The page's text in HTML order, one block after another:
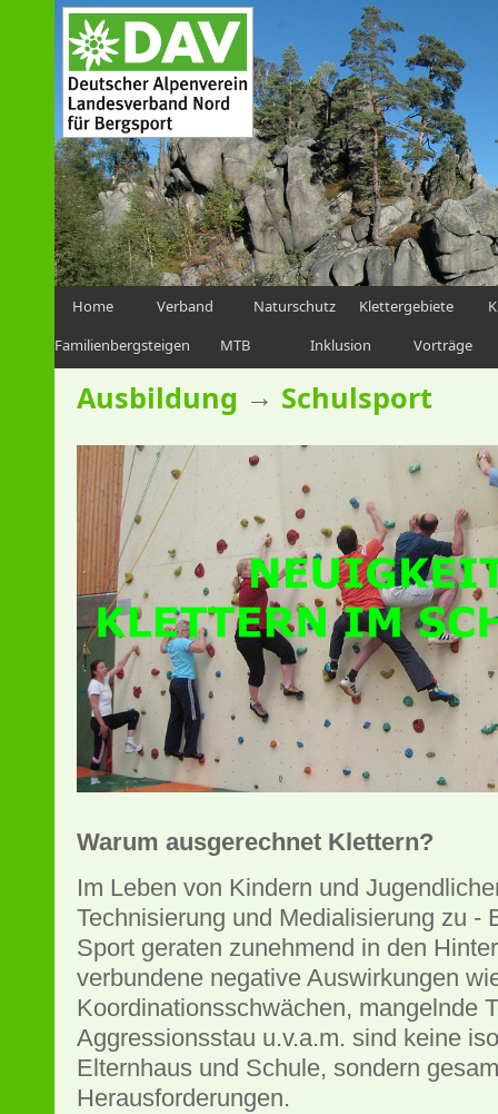
Home Verband Naturschutz Klettergebiete
Familienbergsteigen
MTB Inklusion Vorträge
Ausbildung → Schulsport
Warum ausgerechnet Klettern?
Im Leben von Kindern und
Technisierung und Medialisierung zu -
Sport geraten zunehmend in den
verbundene negative Auswirkungen
Koordinationsschwächen, mangelnde
Aggressionsstau u.v.a.m. sind keine
Elternhaus und Schule, sondern
Herausforderungen.